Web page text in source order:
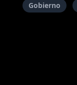
Gobierno